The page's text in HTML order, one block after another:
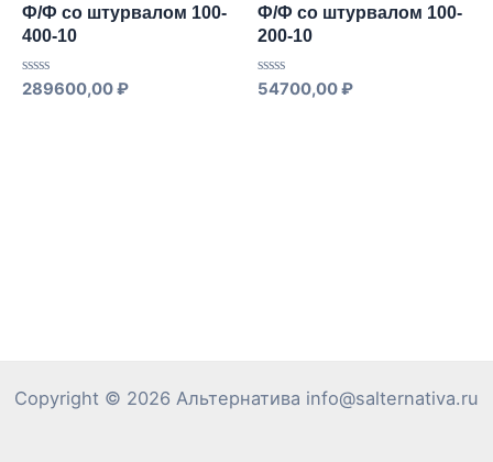
Ф/Ф со штурвалом 100-
400-10
Оценка
289600,00₽
Ф/Ф со штурвалом 100-
200-10
Оценка
54700,00₽
Copyright © 2026 Альтернатива info@salternativa.ru